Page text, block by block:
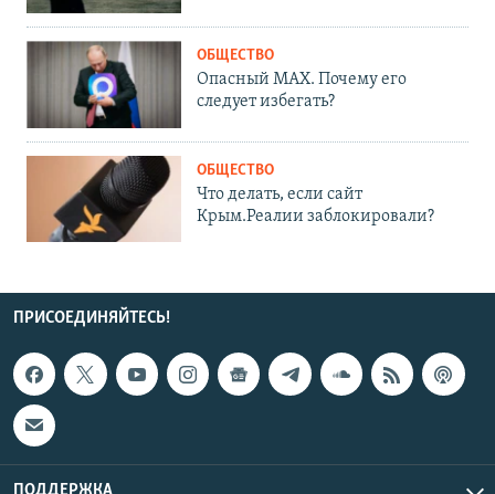
ОБЩЕСТВО
Опасный MAX. Почему его
следует избегать?
ОБЩЕСТВО
Что делать, если сайт
Крым.Реалии заблокировали?
ПРИСОЕДИНЯЙТЕСЬ!